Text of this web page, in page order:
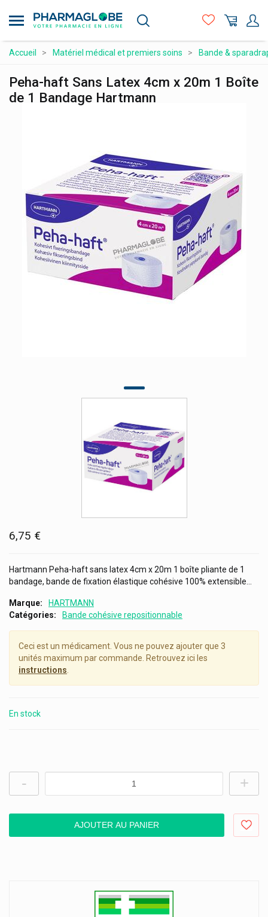
au
principal
Compléments alimentaires
Maman et bébé
Orthopédie et contention
Prix attractifs
Produits vétérinaires
Vitamines et alimentation
Accueil Matériel médical et premiers soins Bande &
Peha-haft Sans Latex 4cm x 20m 1 Boîte
de 1 Bandage Hartmann
6,75 €
Hartmann Peha-haft sans latex 4cm x 20m 1 boîte pliante de 1
bandage, bande de fixation élastique cohésive 100% extensible...
Marque
HARTMANN
Catégories
Bande cohésive repositionnable
Ceci est un médicament. Vous ne pouvez ajouter que 3
unités maximum par commande. Retrouvez ici les
instructions
En stock
- +
AJOUTER AU PANIER